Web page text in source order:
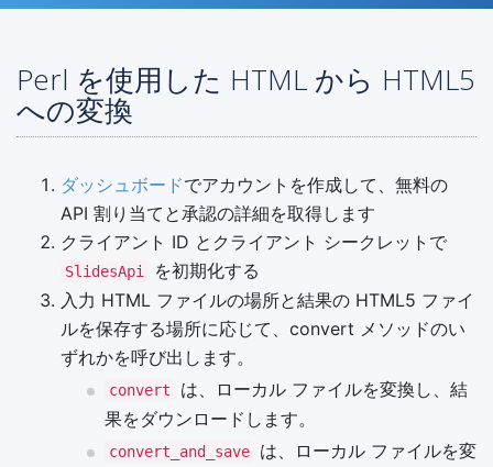
Perl を使用した HTML から HTML5
への変換
ダッシュボードでアカウントを作成して、無料の
API 割り当てと承認の詳細を取得します
クライアント ID とクライアント シークレットで
SlidesApi
を初期化する
入力 HTML ファイルの場所と結果の HTML5 ファイ
ルを保存する場所に応じて、convert メソッドのい
ずれかを呼び出します。
convert
は、ローカル ファイルを変換し、結
果をダウンロードします。
convert_and_save
は、ローカル ファイルを変